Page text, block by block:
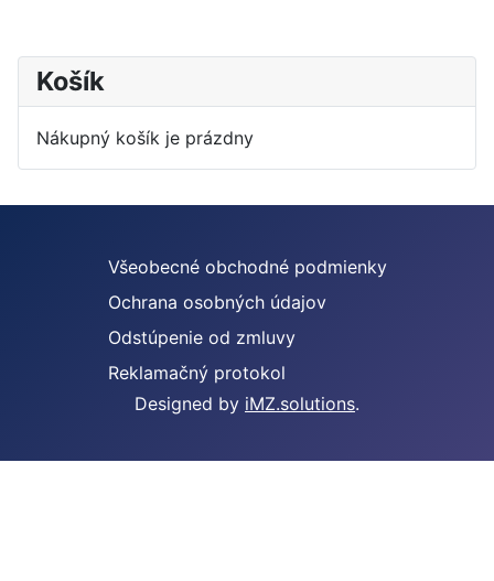
Košík
Nákupný košík je prázdny
Všeobecné obchodné podmienky
Ochrana osobných údajov
Odstúpenie od zmluvy
Reklamačný protokol
Designed by iMZ.solutions.